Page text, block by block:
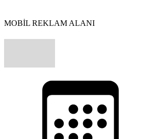
MOBİL REKLAM ALANI